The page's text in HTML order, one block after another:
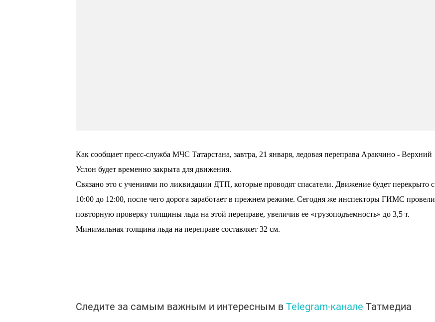
Как сообщает пресс-служба МЧС Татарстана, завтра, 21 января, ледовая переправа Аракчино - Верхний
Услон будет временно закрыта для движения.
Связано это с учениями по ликвидации ДТП, которые проводят спасатели. Движение будет перекрыто с
10:00 до 12:00, после чего дорога заработает в прежнем режиме. Сегодня же инспекторы ГИМС провели
повторную проверку толщины льда на этой переправе, увеличив ее «грузоподъемность» до 3,5 т.
Минимальная толщина льда на переправе составляет 32 см.
Следите за самым важным и интересным вTelegram-канале Татмедиа